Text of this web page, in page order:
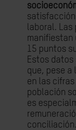
laboral. Las
manifiestan
15 puntos
Estos
que, pese a
en las
población
es